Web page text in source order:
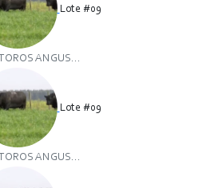
Lote #09
TOROS ANGUS...
Lote #09
TOROS ANGUS...